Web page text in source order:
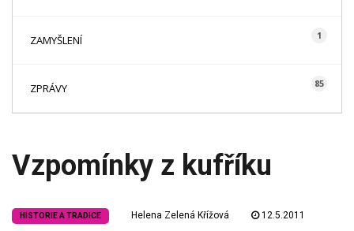
ZAMYŠLENÍ 1
ZPRÁVY 85
Vzpomínky z kufříku
HISTORIE A TRADICE Helena Zelená Křížová 12.5.2011